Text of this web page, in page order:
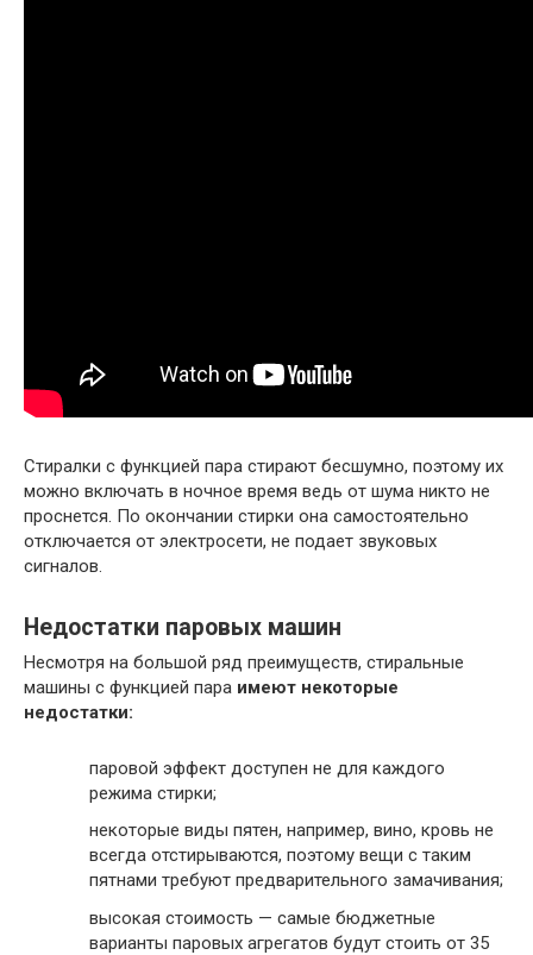
Стиралки с функцией пара стирают бесшумно, поэтому их
можно включать в ночное время ведь от шума никто не
проснется. По окончании стирки она самостоятельно
отключается от электросети, не подает звуковых
сигналов.
Недостатки паровых машин
Несмотря на большой ряд преимуществ, стиральные
машины с функцией пара имеют некоторые
недостатки:
паровой эффект доступен не для каждого
режима стирки;
некоторые виды пятен, например, вино, кровь не
всегда отстирываются, поэтому вещи с таким
пятнами требуют предварительного замачивания;
высокая стоимость — самые бюджетные
варианты паровых агрегатов будут стоить от 35